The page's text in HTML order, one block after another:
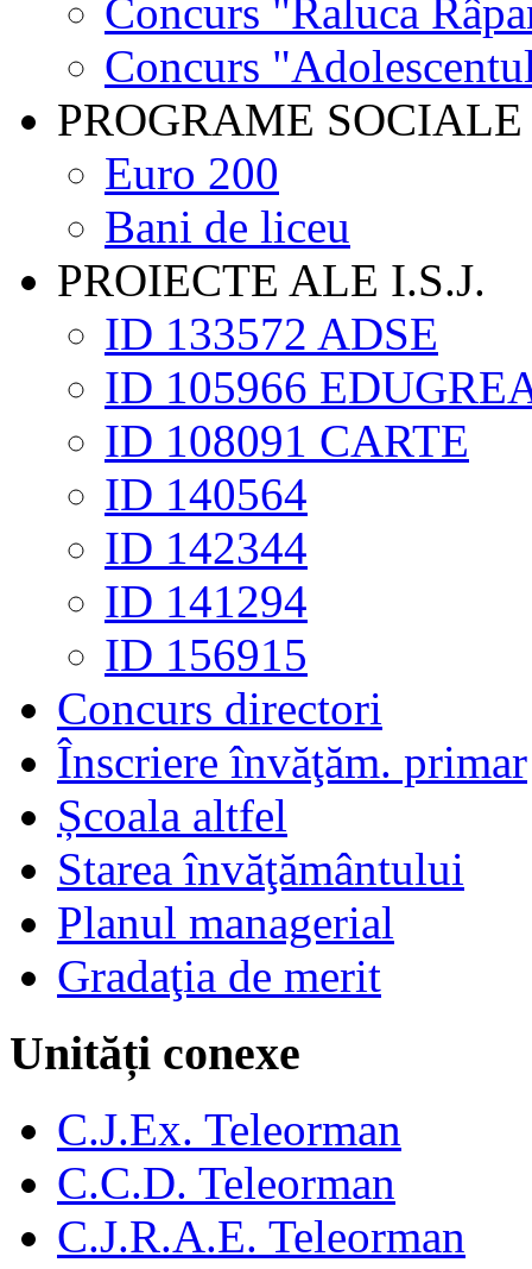
Concurs "Raluca
Concurs
PROGRAME SOCIALE
Euro 200
Bani de liceu
PROIECTE ALE I.S.J.
ID 133572 ADSE
ID 105966
ID 108091 CARTE
ID 140564
ID 142344
ID 141294
ID 156915
Concurs directori
Înscriere învăţăm. primar
Școala altfel
Starea învăţământului
Planul managerial
Gradaţia de merit
Unități conexe
C.J.Ex. Teleorman
C.C.D. Teleorman
C.J.R.A.E. Teleorman